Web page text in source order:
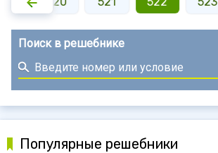
Поиск в решебнике
Популярные решебники